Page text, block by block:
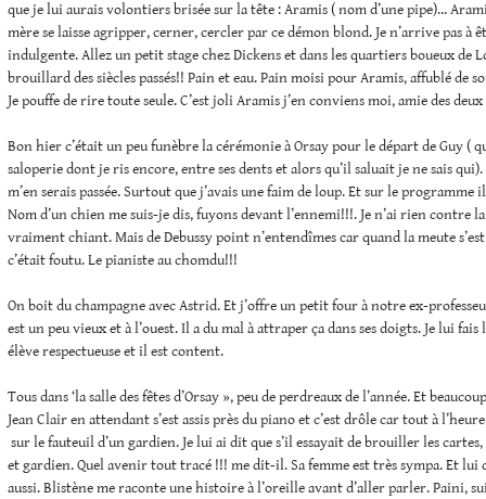
que je lui aurais volontiers brisée sur la tête : Aramis ( nom d’une pipe)…
mère se laisse agripper, cerner, cercler par ce démon blond. Je n’arrive pas à
indulgente. Allez un petit stage chez Dickens et dans les quartiers boueux de
brouillard des siècles passés!! Pain et eau. Pain moisi pour Aramis, affublé de
Je pouffe de rire toute seule. C’est joli Aramis j’en conviens moi, amie des
Bon hier c’était un peu funèbre la cérémonie à Orsay pour le départ de Guy (
saloperie dont je ris encore, entre ses dents et alors qu’il saluait je ne sais
m’en serais passée. Surtout que j’avais une faim de loup. Et sur le programme
Nom d’un chien me suis-je dis, fuyons devant l’ennemi!!!. Je n’ai rien contre
vraiment chiant. Mais de Debussy point n’entendîmes car quand la meute
c’était foutu. Le pianiste au chomdu!!!
On boit du champagne avec Astrid. Et j’offre un petit four à notre ex-
est un peu vieux et à l’ouest. Il a du mal à attraper ça dans ses doigts. Je lui fais
élève respectueuse et il est content.
Tous dans ‘la salle des fêtes d’Orsay », peu de perdreaux de l’année. Et
Jean Clair en attendant s’est assis près du piano et c’est drôle car tout à
sur le fauteuil d’un gardien. Je lui ai dit que s’il essayait de brouiller les
et gardien. Quel avenir tout tracé !!! me dit-il. Sa femme est très sympa. Et lui
aussi. Blistène me raconte une histoire à l’oreille avant d’aller parler. Paini,